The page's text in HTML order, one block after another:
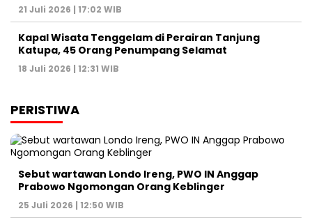
21 Juli 2026 | 17:02 WIB
Kapal Wisata Tenggelam di Perairan Tanjung
Katupa, 45 Orang Penumpang Selamat
18 Juli 2026 | 12:31 WIB
PERISTIWA
Sebut wartawan Londo Ireng, PWO IN Anggap
Prabowo Ngomongan Orang Keblinger
25 Juli 2026 | 12:50 WIB